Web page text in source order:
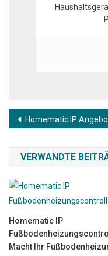
Homematic IP Angebot zeitlich begrenzt: Drei Smart Home Sets aktuell
VERWANDTE
Homematic IP
Macht Ihr